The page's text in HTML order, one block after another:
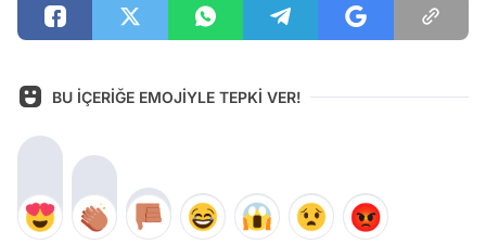
BU İÇERİĞE EMOJİYLE TEPKİ VER!